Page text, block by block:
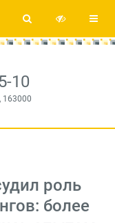
10
163000
роль
более